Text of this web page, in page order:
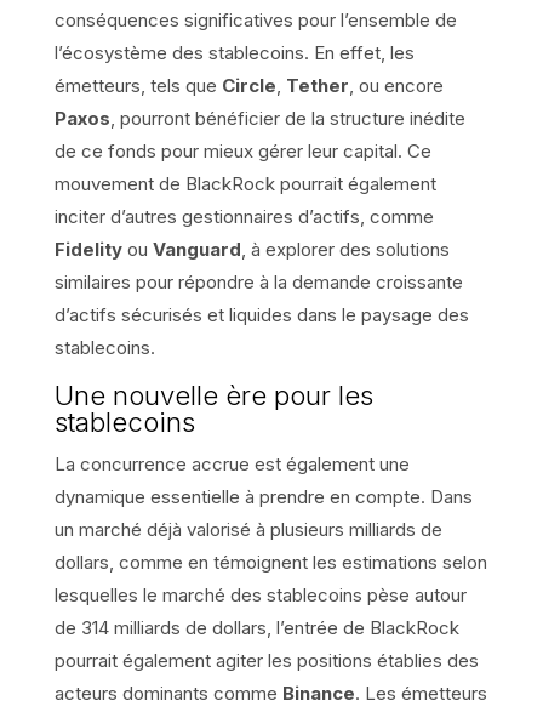
conséquences significatives pour l’ensemble de
l’écosystème des stablecoins. En effet, les
émetteurs, tels que Circle Tether , ou encore
Paxos , pourront bénéficier de la structure inédite
de ce fonds pour mieux gérer leur capital. Ce
mouvement de BlackRock pourrait également
inciter d’autres gestionnaires d’actifs, comme
Fidelityou Vanguard , à explorer des solutions
similaires pour répondre à la demande croissante
d’actifs sécurisés et liquides dans le paysage des
stablecoins.
Une nouvelle ère pour les
stablecoins
La concurrence accrue est également une
dynamique essentielle à prendre en compte. Dans
un marché déjà valorisé à plusieurs milliards de
dollars, comme en témoignent les estimations selon
lesquelles le marché des stablecoins pèse autour
de 314 milliards de dollars, l’entrée de BlackRock
pourrait également agiter les positions établies des
acteurs dominants comme Binance. Les émetteurs